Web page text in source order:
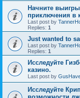
Начните
приключения в
Last post by
Replies: 1
Just wanted to
Last post by
Replies: 1
Исследуйте
казино.
Last post by
Исследуйте